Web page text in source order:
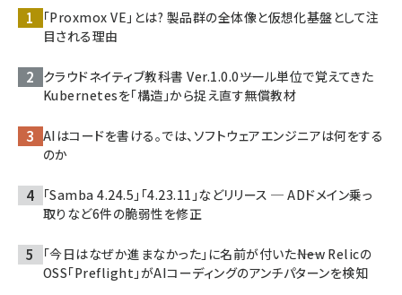
「Proxmox VE」とは? 製品群の全体像と仮想化基盤として注
目される理由
クラウドネイティブ教科書 Ver.1.0.0――ツール単位で覚えてきた
Kubernetesを「構造」から捉え直す無償教材
AIはコードを書ける。では、ソフトウェアエンジニアは何をする
のか
「Samba 4.24.5」「4.23.11」などリリース ─ ADドメイン乗っ
取りなど6件の脆弱性を修正
「今日はなぜか進まなかった」に名前が付いた――New Relicの
OSS「Preflight」がAIコーディングのアンチパターンを検知